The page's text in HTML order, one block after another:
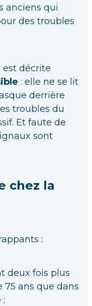
anciens qui
des troubles
est décrite
: elle ne se lit
derrière
troubles du
Et faute de
sont
chez la
:
deux fois plus
75 ans que dans